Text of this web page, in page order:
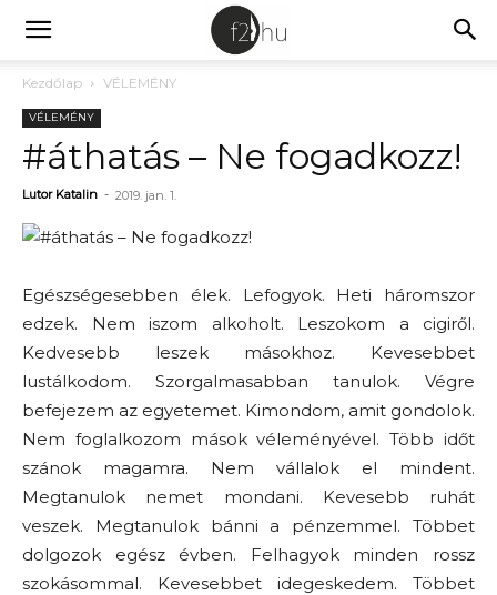
Kezdőlap VÉLEMÉNY
VÉLEMÉNY
#áthatás – Ne fogadkozz!
Lutor Katalin - 2019. jan. 1.
Egészségesebben élek. Lefogyok. Heti háromszor
edzek. Nem iszom alkoholt. Leszokom a cigiről.
Kedvesebb leszek másokhoz. Kevesebbet
lustálkodom. Szorgalmasabban tanulok. Végre
befejezem az egyetemet. Kimondom, amit gondolok.
Nem foglalkozom mások véleményével. Több időt
szánok magamra. Nem vállalok el mindent.
Megtanulok nemet mondani. Kevesebb ruhát
veszek. Megtanulok bánni a pénzemmel. Többet
dolgozok egész évben. Felhagyok minden rossz
szokásommal. Kevesebbet idegeskedem. Többet